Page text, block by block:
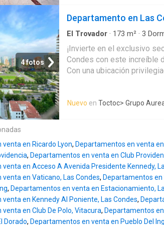
es 1 dpto. por piso. 2
condiciones. Espacio: -
Superficie terraza: 20 m² -
*4 Dormitorios *4 Baños
*1 Bodega Distribución: -
Living y comedor
Cocina equipada - Loggia -
suite con walking closet de
terraza - 2 Dormitorios
estacionamientos 1
$350.000.- aprox.
estacion
4 fotos
Departamento en Las
El Trovador · 173 m² · 3
¡Invierte en el exclusivo
Condes con este increíble
Con una ubicación
dormitorios y 3 baños es
estabas buscando para
Poniente que te permitirá
iluminación y vistas que la
Además sus amplios
terminaciones te brindarán
mereces. No pierdas la
propiedad por UF 17900 y
vida que siempre soñaste
Nuevo en Toctoc> Grupo
en Ricardo Lyon, Departamentos en venta
, Departamentos en venta en Club
en Acceso A Avenida Presidente Kennedy,
en Vaticano, Las Condes, Departamentos en
, Departamentos en venta en Estacionamiento,
en Kennedy Al Poniente, Las Condes,
en Club De Polo, Vitacura, Departamentos
Dorado, Departamentos en venta en Pueblo Del